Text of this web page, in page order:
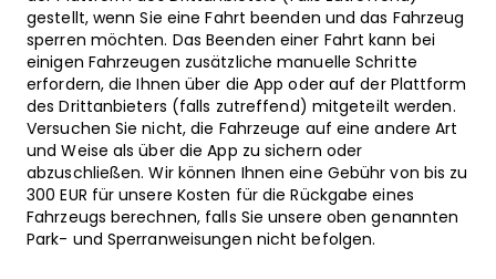
gestellt, wenn Sie eine Fahrt beenden und das Fahrzeug
sperren möchten. Das Beenden einer Fahrt kann bei
einigen Fahrzeugen zusätzliche manuelle Schritte
erfordern, die Ihnen über die App oder auf der Plattform
des Drittanbieters (falls zutreffend) mitgeteilt werden.
Versuchen Sie nicht, die Fahrzeuge auf eine andere Art
und Weise als über die App zu sichern oder
abzuschließen. Wir können Ihnen eine Gebühr von bis zu
300 EUR für unsere Kosten für die Rückgabe eines
Fahrzeugs berechnen, falls Sie unsere oben genannten
Park- und Sperranweisungen nicht befolgen.